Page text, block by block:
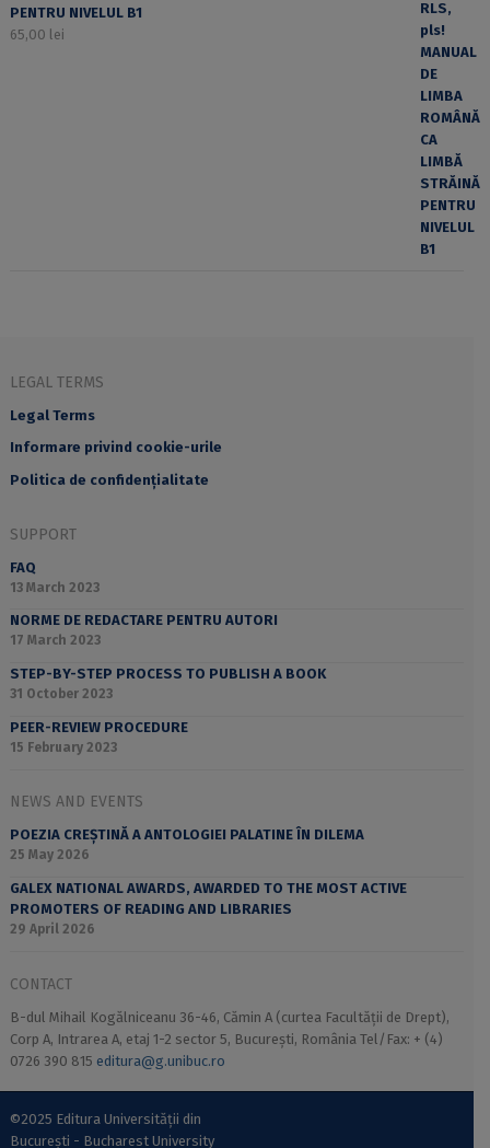
PENTRU NIVELUL B1
65,00 lei
LEGAL TERMS
Legal Terms
Informare privind cookie-urile
Politica de confidențialitate
SUPPORT
FAQ
13 March 2023
NORME DE REDACTARE PENTRU AUTORI
17 March 2023
STEP-BY-STEP PROCESS TO PUBLISH A BOOK
31 October 2023
PEER-REVIEW PROCEDURE
15 February 2023
NEWS AND EVENTS
POEZIA CREȘTINĂ A ANTOLOGIEI PALATINE ÎN DILEMA
25 May 2026
GALEX NATIONAL AWARDS, AWARDED TO THE MOST ACTIVE
PROMOTERS OF READING AND LIBRARIES
29 April 2026
CONTACT
B-dul Mihail Kogălniceanu 36-46, Cămin A (curtea Facultății de Drept),
Corp A, Intrarea A, etaj 1-2 sector 5, București, România Tel/Fax: + (4)
0726 390 815 editura@g.unibuc.ro
©2025 Editura Universității din
București - Bucharest University